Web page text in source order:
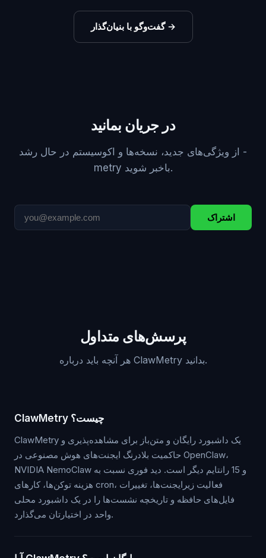
گفت‌وگو با بنیان‌گذار→
در جریان بمانید
از ویژگی‌های جدید، نسخه‌ها و اکوسیستم در حال رشد ‎-
metry باخبر شوید.
اشتراک
پرسش‌های متداول
هر آنچه باید درباره ClawMetry بدانید.
ClawMetry چیست؟
ClawMetry یک داشبورد رایگان و متن‌باز برای مشاهده‌پذیری و
حاکمیت بلادرنگ ایجنت‌های هوش مصنوعی در OpenClaw،
NVIDIA NemoClaw و 15 رانتایم دیگر است. دید فوری نسبت به
هزینه توکن‌ها، کارهای cron، فعالیت زیرایجنت‌ها، تغییرات
فایل‌های حافظه و تاریخچه نشست‌ها را در یک داشبورد محلی
واحد در اختیارتان می‌گذارد.